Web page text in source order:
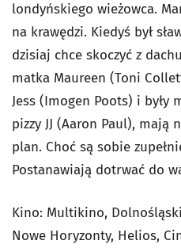
londyńskiego wieżowca.
na krawędzi. Kiedyś był
dzisiaj chce skoczyć z
matka Maureen (Toni
Jess (Imogen Poots) i były
pizzy JJ (Aaron Paul), mają
plan. Choć są sobie
Postanawiają dotrwać do
Kino: Multikino,
Nowe Horyzonty, Helios,